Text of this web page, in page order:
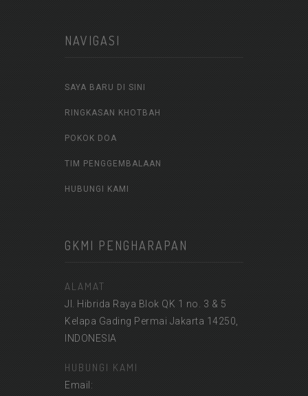
NAVIGASI
SAYA BARU DI SINI
RINGKASAN KHOTBAH
POKOK DOA
TIM PENGGEMBALAAN
HUBUNGI KAMI
GKMI PENGHARAPAN
ALAMAT
Jl. Hibrida Raya Blok QK 1 no. 3 & 5
Kelapa Gading Permai Jakarta 14250,
INDONESIA
HUBUNGI KAMI
Email: